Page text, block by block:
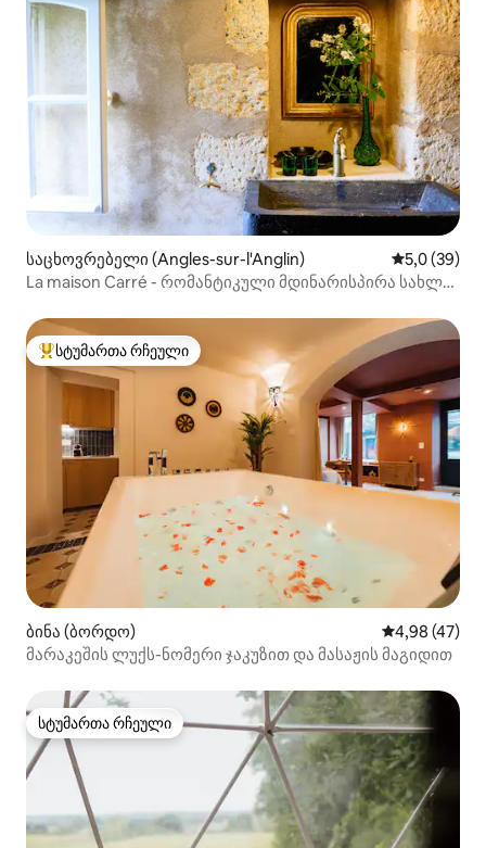
საცხოვრებელი (Angles-sur-l'Anglin) საშუალო
5,0 (39)
La maison Carré - რომანტიკული მდინარისპირა სახლი,
სტუმართა რჩეული მოწინავე ვარიანტი
სტუმართა რჩეული
ბინა (ბორდო) საშუალო
4,98 (47)
მარაკეშის ლუქს-ნომერი ჯაკუზით და მასაჟის მაგიდით
სტუმართა რჩეული
სტუმართა რჩეული